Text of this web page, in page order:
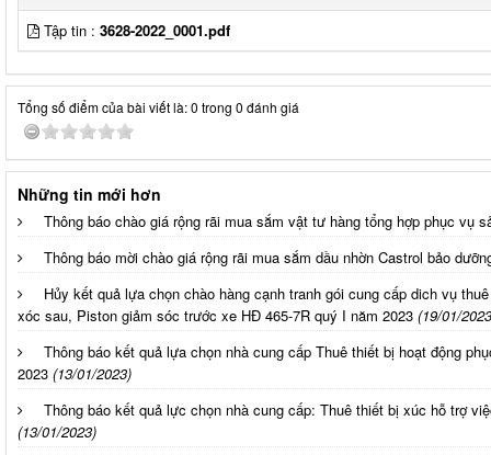
Tập tin : 3628-2022_0001.pdf
Tổng số điểm của bài viết là: 0 trong 0 đánh giá
Những tin mới hơn
Thông báo chào giá rộng rãi mua sắm vật tư hàng tổng hợp phục vụ
Thông báo mời chào giá rộng rãi mua sắm dầu nhờn Castrol bảo
Hủy kết quả lựa chọn chào hàng cạnh tranh gói cung cấp dich vụ
xóc sau, Piston giảm sóc trước xe HĐ 465-7R quý I năm 2023 (19/01/
Thông báo kết quả lựa chọn nhà cung cấp Thuê thiết bị hoạt động
2023 (13/01/2023)
Thông báo kết quả lực chọn nhà cung cấp: Thuê thiết bị xúc hỗ trợ
(13/01/2023)